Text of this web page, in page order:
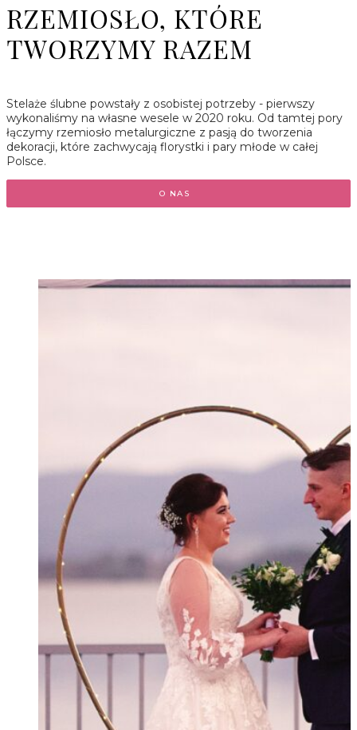
RZEMIOSŁO, KTÓRE
TWORZYMY RAZEM
Stelaże ślubne powstały z osobistej potrzeby - pierwszy
wykonaliśmy na własne wesele w 2020 roku. Od tamtej pory
łączymy rzemiosło metalurgiczne z pasją do tworzenia
dekoracji, które zachwycają florystki i pary młode w całej
Polsce.
O NAS